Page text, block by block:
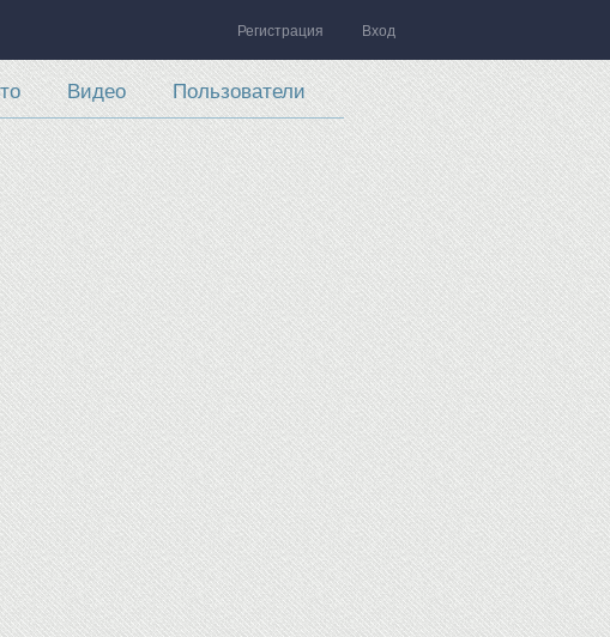
Регистрация Вход
Видео Пользователи